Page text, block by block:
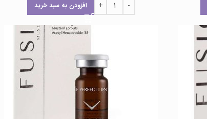
افزودن به سبد خرید